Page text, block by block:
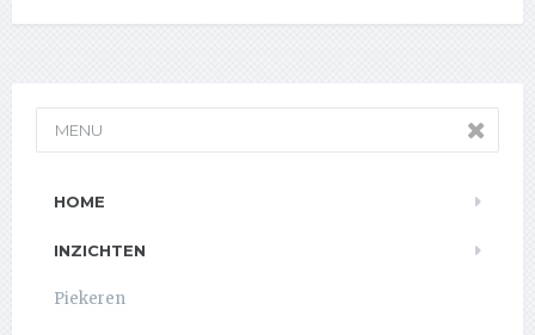
MENU
HOME
INZICHTEN
Piekeren